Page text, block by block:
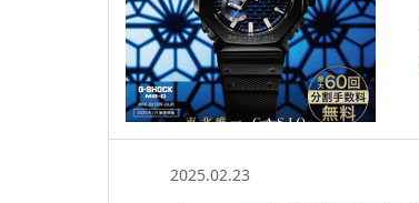
2025.02.23